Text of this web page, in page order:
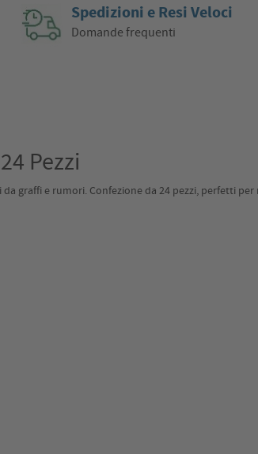
Spedizioni e Resi Veloci
Domande frequenti
Pezzi
graffi e rumori. Confezione da 24 pezzi, perfetti